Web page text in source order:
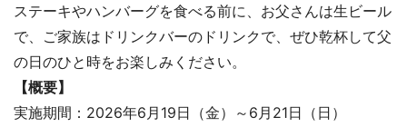
ステーキやハンバーグを食べる前に、お父さんは生ビール
で、ご家族はドリンクバーのドリンクで、ぜひ乾杯して父
の日のひと時をお楽しみください。
【概要】
実施期間：2026年6月19日（金）～6月21日（日）